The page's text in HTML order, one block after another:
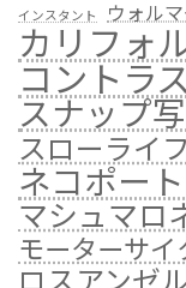
インスタント ウォル
カリフォ
コントラ
スナップ
スローライフ
ネコポー
マシュマロ
モーターサイ
ロスアンゼ